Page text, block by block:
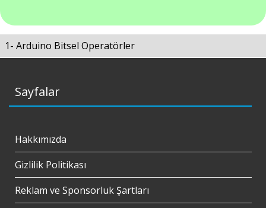
1- Arduino Bitsel Operatörler
Sayfalar
Hakkımızda
Gizlilik Politikası
Reklam ve Sponsorluk Şartları